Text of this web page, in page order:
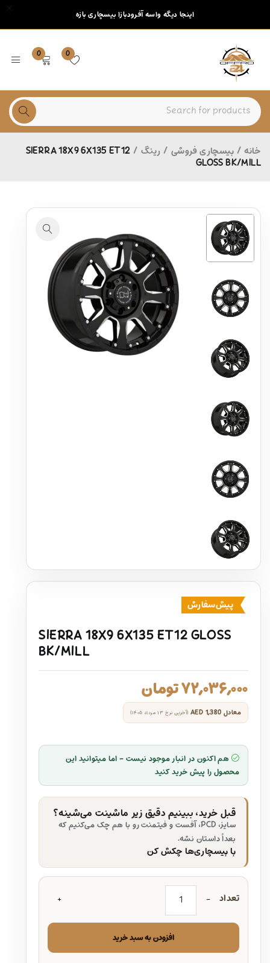
اینجا دیگه واسه آفرودبازا بیسچاری بازه
0
0
خانه / بیسچاری فروشی / رینگ /
SIERRA 18X9 6X135 ET12
GLOSS BK/MILL
پیش‌سفارش
SIERRA 18X9 6X135 ET12 GLOSS
BK/MILL
۷۲,۰۳۶,۰۰۰تومان
معادل AED 1,380 (آخرین نرخ ۱۳ مرداد ۱۴۰۵)
هم اکنون در انبار موجود نیست - اما میتوانید این
محصول را پیش خرید کنید
قبل خرید، ببینیم دقیق زیر ماشینت می‌شینه؟
سایز، PCD، آفست و فیتمنت رو با هم چک می‌کنیم که
بعداً داستان نشه.
با بیسچاری‌ها چکش کن
تعداد
افزودن به سبد خرید